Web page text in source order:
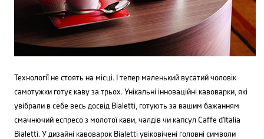
Технології не стоять на місці. І тепер маленький вусатий чоловік
самотужки готує каву за трьох. Унікальні інноваційні кавоварки, які
увібрали в себе весь досвід Bialetti, готують за вашим бажанням
смачнючий еспресо з молотої кави, чалдів чи капсул Caffe d’Italia
Bialetti. У дизайні кавоварок Bialetti увіковічені головні символи